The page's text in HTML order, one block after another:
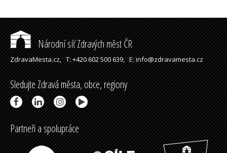
Národní síť Zdravých měst ČR
ZdravaMesta.cz,T: +420 602 500 639,E: info@zdravamesta.cz
Sledujte Zdravá města, obce, regiony
Partneři a spolupráce